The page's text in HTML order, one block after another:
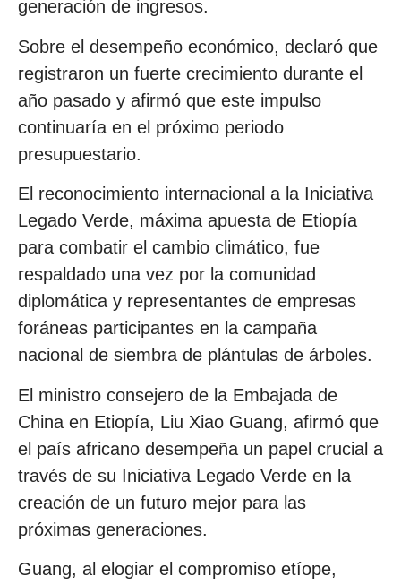
generación de ingresos.
Sobre el desempeño económico, declaró que
registraron un fuerte crecimiento durante el
año pasado y afirmó que este impulso
continuaría en el próximo periodo
presupuestario.
El reconocimiento internacional a la Iniciativa
Legado Verde, máxima apuesta de Etiopía
para combatir el cambio climático, fue
respaldado una vez por la comunidad
diplomática y representantes de empresas
foráneas participantes en la campaña
nacional de siembra de plántulas de árboles.
El ministro consejero de la Embajada de
China en Etiopía, Liu Xiao Guang, afirmó que
el país africano desempeña un papel crucial a
través de su Iniciativa Legado Verde en la
creación de un futuro mejor para las
próximas generaciones.
Guang, al elogiar el compromiso etíope,